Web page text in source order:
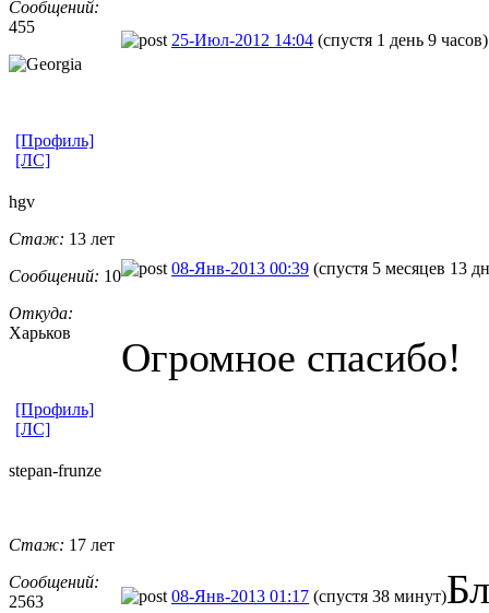
Сообщений:
455
25-Июл-2012 14:04 (спустя 1 день 9 часов)
[Профиль]
[ЛС]
hgv
Стаж: 13 лет
Сообщений: 10
Откуда:
Харьков
08-Янв-2013 00:39 (спустя 5 месяцев 13
Огромное спасибо!
[Профиль]
[ЛС]
stepan-frunz​e
Стаж: 17 лет
Сообщений:
2563
08-Янв-2013 01:17 (спустя 38 минут)